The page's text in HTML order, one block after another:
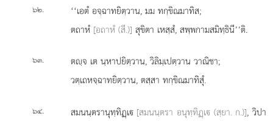
๖๒.
‘‘เอตํ อจฺฉาทยิตฺวาน, มม ทกฺขิณมาทิส;
ตถาหํ [อถาหํ (สี.)] สุขิตา เหสฺสํ, สพฺพกามสมิทฺธินี’’ติ.
๖๓.
ตฺจ เต นฺหาปยิตฺวาน, วิลิมฺเปตฺวาน วาณิชา;
วตฺเถหจฺฉาทยิตฺวาน, ตสฺสา ทกฺขิณมาทิสุํ.
๖๔. สมนนฺตรานุทฺทิฏฺเ [สมนนฺตรา อนุทฺทิฏฺเ (สฺยา. ก.)], วิปา